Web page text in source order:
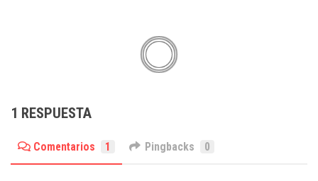
1 RESPUESTA
Comentarios 1 Pingbacks 0